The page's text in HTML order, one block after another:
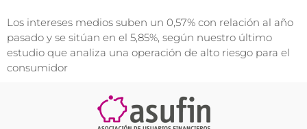
Los intereses medios suben un 0,57% con relación al año
pasado y se sitúan en el 5,85%, según nuestro último
estudio que analiza una operación de alto riesgo para el
consumidor